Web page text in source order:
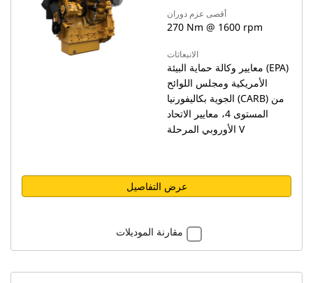
أقصى عزم دوران
270 Nm @ 1600 rpm
الانبعاثات
معايير وكالة حماية البيئة (EPA)
الأمريكية ومجلس اللوائح
الجوية بكاليفورنيا (CARB) من
المستوى 4، معايير الاتحاد
الأوروبي المرحلة V
عرض التفاصيل
مقارنة الموديلات